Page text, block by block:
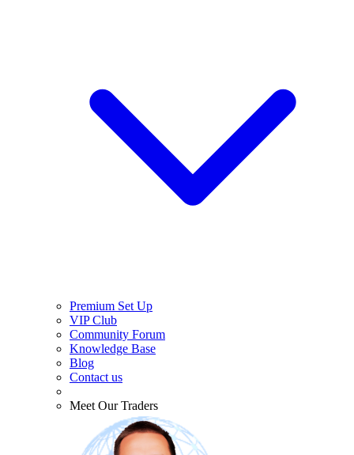
Premium Set Up
VIP Club
Community Forum
Knowledge Base
Blog
Contact us
Meet Our Traders